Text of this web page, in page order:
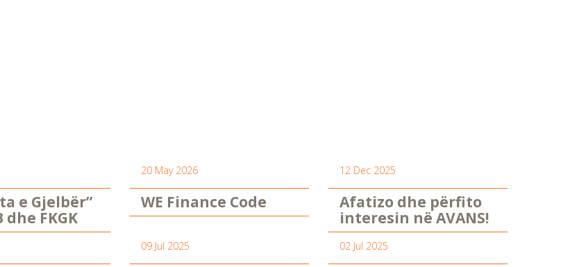
e Gjelbër”
dhe FKGK
20 May 2026
WE Finance Code
12 Dec 2025
Afatizo dhe përfito
interesin në AVANS!
09 Jul 2025 02 Jul 2025